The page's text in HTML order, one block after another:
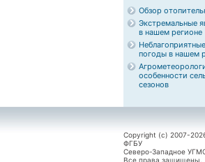
Обзор
Экстремальные
в нашем регионе
погоды в нашем
особенности
сезонов
Copyright (c) 2007-
ФГБУ
Северо-Западное
Все права защищены.